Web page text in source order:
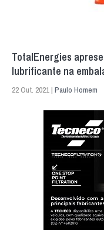
TotalEnergies
lubrificante na
22 Out. 2021 | Paulo Homem